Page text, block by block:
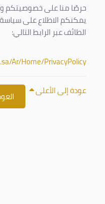
حرصًا منا على خصوصيتكم
يمكنكم الاطلاع على
الطائف عبر الرابط التالي:
Ar/Home/PrivacyPolicy
عودة إلى الأعلى